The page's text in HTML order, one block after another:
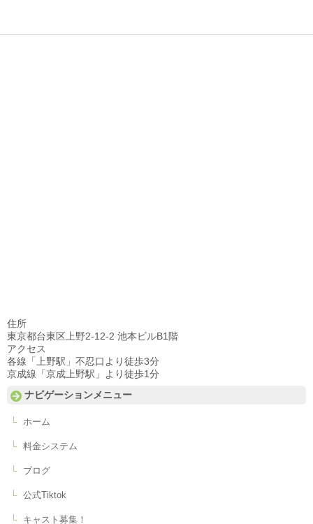
住所
東京都台東区上野2-12-2 池本ビルB1階
アクセス
各線「上野駅」不忍口より徒歩3分
京成線「京成上野駅」より徒歩1分
ナビゲーションメニュー
ホーム
料金システム
ブログ
公式Tiktok
キャスト募集！